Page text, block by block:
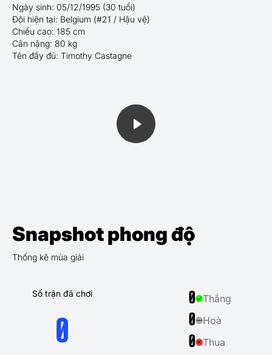
Ngày sinh: 05/12/1995 (30 tuổi)
Đội hiện tại: Belgium (#21 / Hậu vệ)
Chiều cao: 185 cm
Cân nặng: 80 kg
Tên đầy đủ: Timothy Castagne
Snapshot phong độ
Thống kê mùa giải
Số trận đã chơi
0
0 Thắng
0 Hoà
0 Thua